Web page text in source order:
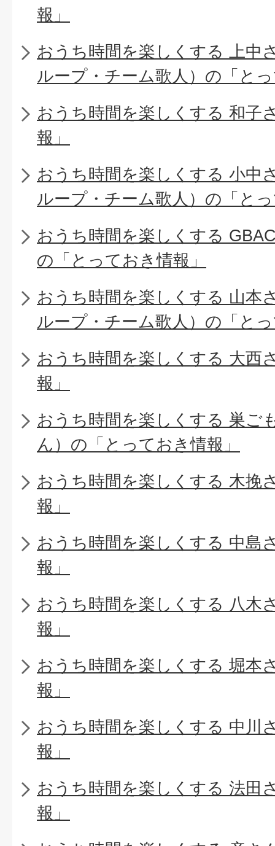
報」
おうち時間を楽しくする 上中
ループ・チーム歌人）の「と
おうち時間を楽しくする 和子
報」
おうち時間を楽しくする 小中
ループ・チーム歌人）の「と
おうち時間を楽しくする
の「とっておき情報」
おうち時間を楽しくする 山本
ループ・チーム歌人）の「と
おうち時間を楽しくする 大西
報」
おうち時間を楽しくする 巣ご
ん）の「とっておき情報」
おうち時間を楽しくする 木挽
報」
おうち時間を楽しくする 中島
報」
おうち時間を楽しくする 八木
報」
おうち時間を楽しくする 堀本
報」
おうち時間を楽しくする 中川
報」
おうち時間を楽しくする 法田
報」